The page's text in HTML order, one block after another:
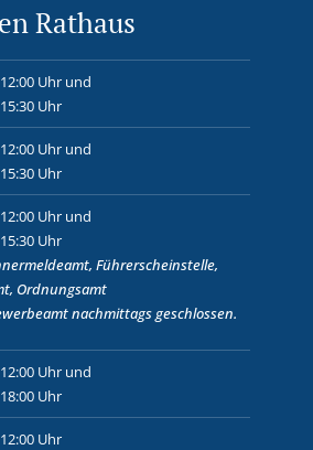
Rathaus
Uhr und
Uhr
Uhr und
Uhr
Uhr und
Uhr
Führerscheinstelle,
Ordnungsamt
nachmittags geschlossen.
Uhr und
Uhr
Uhr